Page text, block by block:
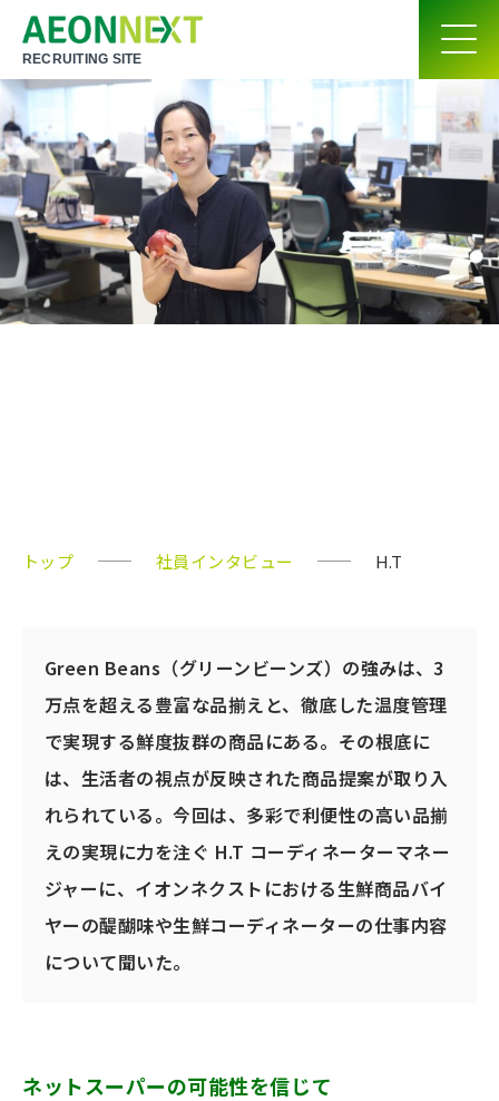
RECRUITING SITE
トップ 社員インタビュー H.T
Green Beans（グリーンビーンズ）の強みは、3
万点を超える豊富な品揃えと、徹底した温度管理
で実現する鮮度抜群の商品にある。その根底に
は、生活者の視点が反映された商品提案が取り入
れられている。今回は、多彩で利便性の高い品揃
えの実現に力を注ぐ H.T コーディネーターマネー
ジャーに、イオンネクストにおける生鮮商品バイ
ヤーの醍醐味や生鮮コーディネーターの仕事内容
について聞いた。
ネットスーパーの可能性を信じて